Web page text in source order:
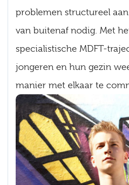
problemen structureel
van buitenaf nodig. Met
specialistische MDFT-
jongeren en hun gezin
manier met elkaar te